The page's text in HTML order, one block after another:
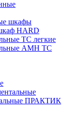
шкафы
HARD
ТС легкие
AMH TC
ПРАКТИК